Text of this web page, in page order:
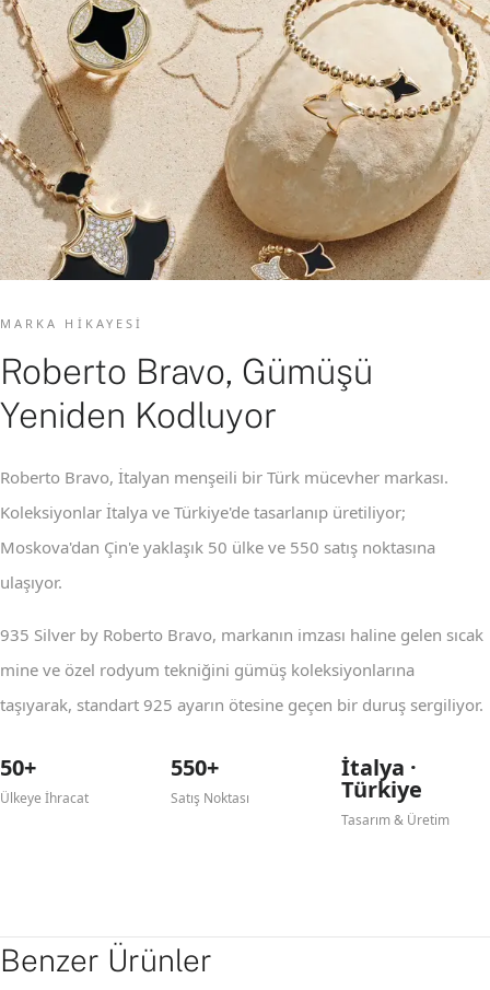
MARKA HIKAYESI
Roberto Bravo, Gümüşü
Yeniden Kodluyor
Roberto Bravo, İtalyan menşeili bir Türk mücevher markası.
Koleksiyonlar İtalya ve Türkiye'de tasarlanıp üretiliyor;
Moskova'dan Çin'e yaklaşık 50 ülke ve 550 satış noktasına
ulaşıyor.
935 Silver by Roberto Bravo, markanın imzası haline gelen sıcak
mine ve özel rodyum tekniğini gümüş koleksiyonlarına
taşıyarak, standart 925 ayarın ötesine geçen bir duruş sergiliyor.
50+
Ülkeye İhracat
550+
Satış Noktası
İtalya ·
Türkiye
Tasarım & Üretim
Benzer Ürünler